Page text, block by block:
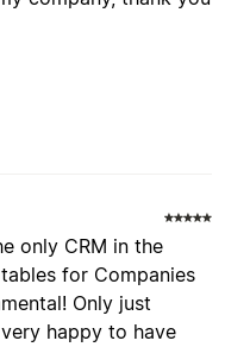
only CRM in the
for Companies
Only just
happy to have